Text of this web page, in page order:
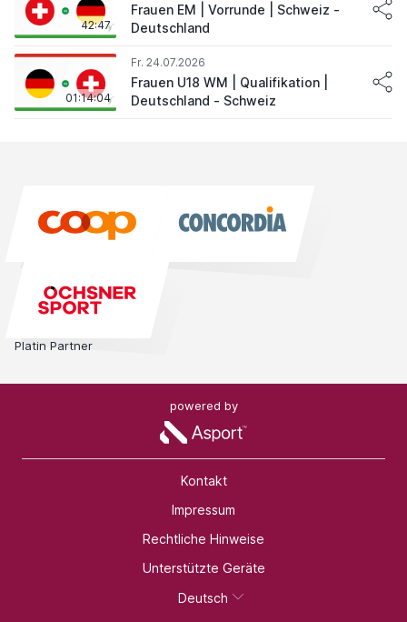
42:47
Frauen EM | Vorrunde | Schweiz -
Deutschland
01:14:04
Fr. 24.07.2026
Frauen U18 WM | Qualifikation |
Deutschland - Schweiz
Platin Partner
powered by
Kontakt
Impressum
Rechtliche Hinweise
Unterstützte Geräte
Deutsch